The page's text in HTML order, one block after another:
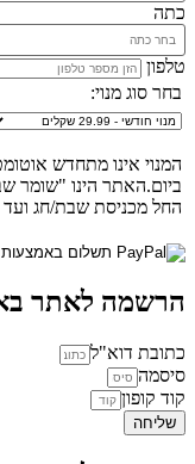
כתה
טלפון
בחר סוג מנוי:
ביום.האתר הינו "שומר
החל מכניסת שבת/חג
הרשמה לאתר
כתובת דוא"ל
סיסמה
קוד קופון
שליחה